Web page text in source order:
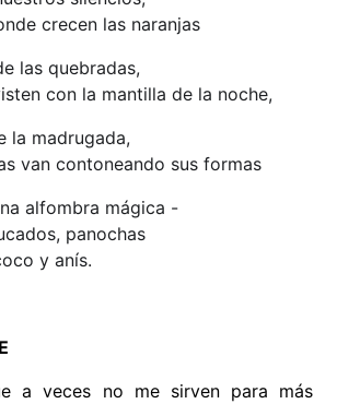
crecen las naranjas
las quebradas,
con la mantilla de la noche,
la madrugada,
van contoneando sus formas
alfombra mágica -
panochas
y anís.
a veces no me sirven para más